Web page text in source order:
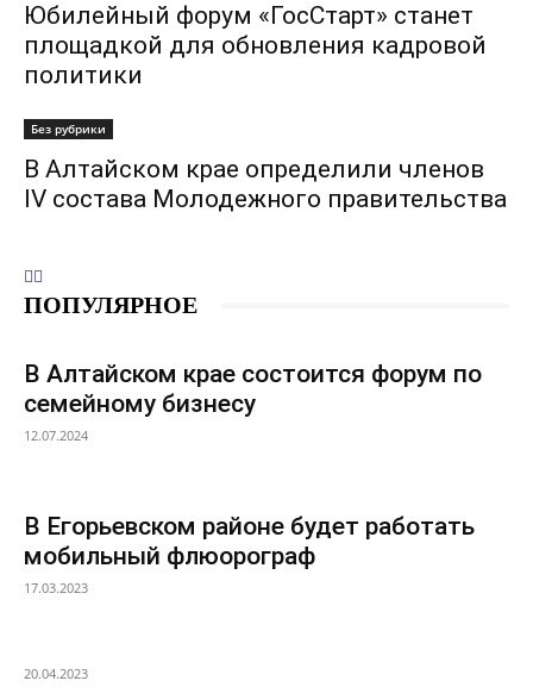
Юбилейный форум «ГосСтарт» станет
площадкой для обновления кадровой
политики
Без рубрики
В Алтайском крае определили членов
IV состава Молодежного правительства
ПОПУЛЯРНОЕ
В Алтайском крае состоится форум по
семейному бизнесу
12.07.2024
В Егорьевском районе будет работать
мобильный флюорограф
17.03.2023
20.04.2023